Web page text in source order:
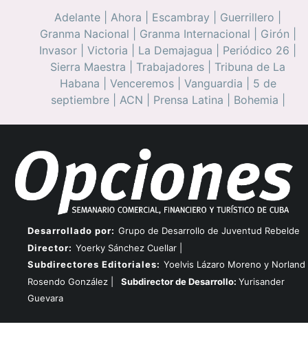
Adelante Ahora Escambray Guerrillero
Granma Nacional
Granma Internacional Girón
Invasor
Victoria La Demajagua Periódico 26
Sierra Maestra
Trabajadores
Tribuna de La
Habana
Venceremos| Vanguardia
5 de
septiembre| ACN Prensa Latina Bohemia
Desarrollado por: Grupo de Desarrollo de Juventud Rebelde
Director: Yoerky Sánchez Cuellar |
Subdirectores Editoriales: Yoelvis Lázaro Moreno y Norland
Rosendo González |
Subdirector de Desarrollo: Yurisander
Guevara